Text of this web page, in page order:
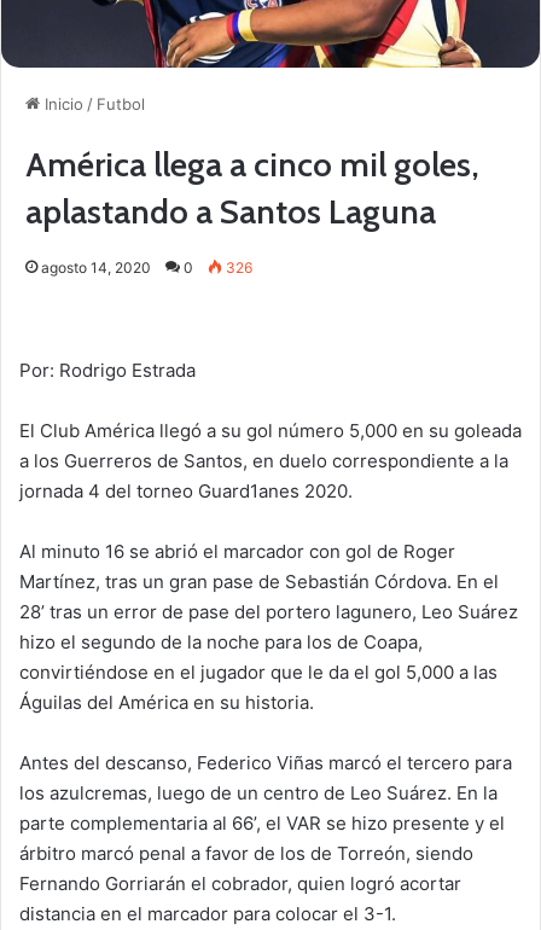
Inicio / Futbol
América llega a cinco mil goles,
aplastando a Santos Laguna
agosto 14, 2020 0 326
Por: Rodrigo Estrada
El Club América llegó a su gol número 5,000 en su goleada
a los Guerreros de Santos, en duelo correspondiente a la
jornada 4 del torneo Guard1anes 2020.
Al minuto 16 se abrió el marcador con gol de Roger
Martínez, tras un gran pase de Sebastián Córdova. En el
28’ tras un error de pase del portero lagunero, Leo Suárez
hizo el segundo de la noche para los de Coapa,
convirtiéndose en el jugador que le da el gol 5,000 a las
Águilas del América en su historia.
Antes del descanso, Federico Viñas marcó el tercero para
los azulcremas, luego de un centro de Leo Suárez. En la
parte complementaria al 66’, el VAR se hizo presente y el
árbitro marcó penal a favor de los de Torreón, siendo
Fernando Gorriarán el cobrador, quien logró acortar
distancia en el marcador para colocar el 3-1.